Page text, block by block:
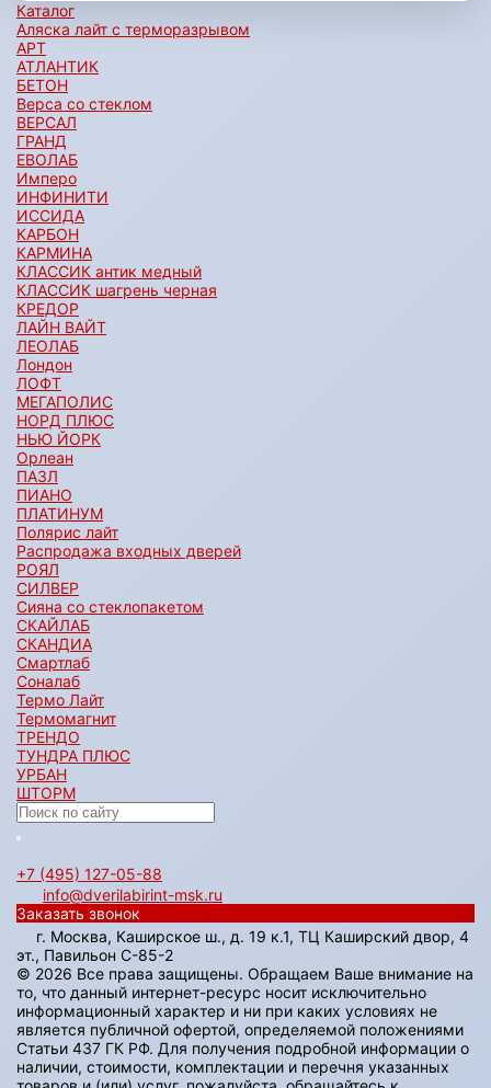
Каталог
Аляска лайт с терморазрывом
АРТ
АТЛАНТИК
БЕТОН
Верса со стеклом
ВЕРСАЛ
ГРАНД
ЕВОЛАБ
Имперо
ИНФИНИТИ
ИССИДА
КАРБОН
КАРМИНА
КЛАССИК антик медный
КЛАССИК шагрень черная
КРЕДОР
ЛАЙН ВАЙТ
ЛЕОЛАБ
Лондон
ЛОФТ
МЕГАПОЛИС
НОРД ПЛЮС
НЬЮ ЙОРК
Орлеан
ПАЗЛ
ПИАНО
ПЛАТИНУМ
Полярис лайт
Распродажа входных дверей
РОЯЛ
СИЛВЕР
Сияна со стеклопакетом
СКАЙЛАБ
СКАНДИA
Смартлаб
Соналаб
Термо Лайт
Термомагнит
ТРЕНДО
ТУНДРА ПЛЮС
УРБАН
ШТОРМ
+7 (495) 127-05-88‬
info@dverilabirint-msk.ru
Заказать звонок
г. Москва, Каширское ш., д. 19 к.1, ТЦ Каширский двор, 4
эт., Павильон C-85-2
© 2026 Все права защищены. Обращаем Ваше внимание на
то, что данный интернет-ресурс носит исключительно
информационный характер и ни при каких условиях не
является публичной офертой, определяемой положениями
Статьи 437 ГК РФ. Для получения подробной информации о
наличии, стоимости, комплектации и перечня указанных